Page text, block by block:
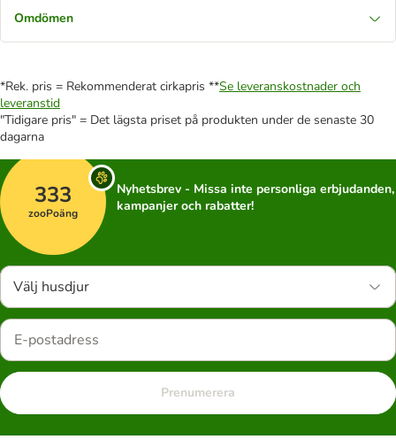
Omdömen
*Rek. pris = Rekommenderat cirkapris **Se leveranskostnader och
leveranstid
"Tidigare pris" = Det lägsta priset på produkten under de senaste 30
dagarna
333
zooPoäng
Nyhetsbrev - Missa inte personliga erbjudanden,
kampanjer och rabatter!
Välj husdjur
Prenumerera